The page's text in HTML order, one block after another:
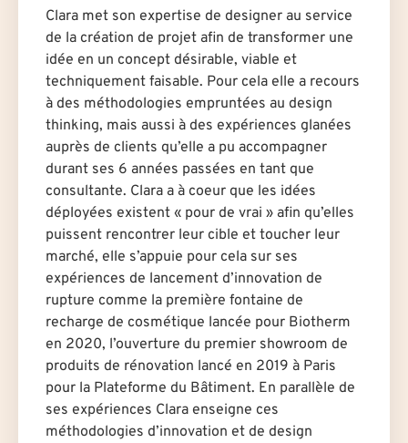
Clara met son expertise de designer au service
de la création de projet afin de transformer une
idée en un concept désirable, viable et
techniquement faisable. Pour cela elle a recours
à des méthodologies empruntées au design
thinking, mais aussi à des expériences glanées
auprès de clients qu’elle a pu accompagner
durant ses 6 années passées en tant que
consultante. Clara a à coeur que les idées
déployées existent « pour de vrai » afin qu’elles
puissent rencontrer leur cible et toucher leur
marché, elle s’appuie pour cela sur ses
expériences de lancement d’innovation de
rupture comme la première fontaine de
recharge de cosmétique lancée pour Biotherm
en 2020, l’ouverture du premier showroom de
produits de rénovation lancé en 2019 à Paris
pour la Plateforme du Bâtiment. En parallèle de
ses expériences Clara enseigne ces
méthodologies d’innovation et de design